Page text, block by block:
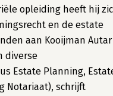
opleiding heeft hij
en de estate
aan Kooijman Autar
diverse
Estate Planning,
Notariaat), schrijft